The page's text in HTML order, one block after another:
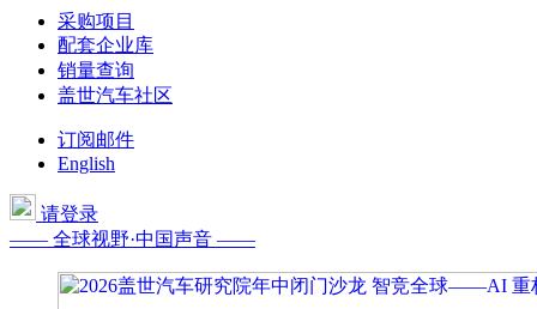
采购项目
配套企业库
销量查询
盖世汽车社区
订阅邮件
English
请登录
—— 全球视野·中国声音 ——